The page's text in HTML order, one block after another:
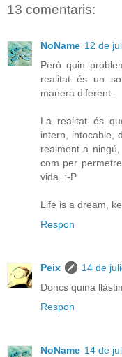
13 comentaris:
NoName 12 de
Però quin
realitat és un
manera diferent.
La realitat és
intern, intocable,
realment a
com per
vida. :-P
Life is a dream,
Respon
Peix
14 de
Doncs quina
Respon
NoName 14 de